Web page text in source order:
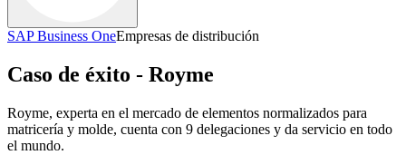
SAP Business OneEmpresas de distribución
Caso de éxito - Royme
Royme, experta en el mercado de elementos normalizados para
matricería y molde, cuenta con 9 delegaciones y da servicio en todo
el mundo.